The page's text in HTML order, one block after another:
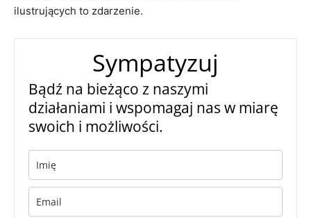
ilustrujących to zdarzenie.
Sympatyzuj
Bądź na bieżąco z naszymi
działaniami i wspomagaj nas w miarę
swoich i możliwości.